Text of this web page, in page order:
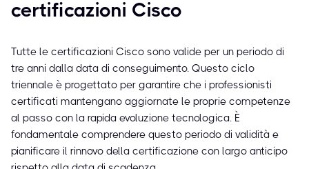
certificazioni Cisco
Tutte le certificazioni Cisco sono valide per un periodo di
tre anni dalla data di conseguimento. Questo ciclo
triennale è progettato per garantire che i professionisti
certificati mantengano aggiornate le proprie competenze
al passo con la rapida evoluzione tecnologica. È
fondamentale comprendere questo periodo di validità e
pianificare il rinnovo della certificazione con largo anticipo